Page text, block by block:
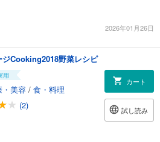
2026年01月26日
ジCooking2018野菜レシピ
用
・美容 / 食・料理
(2)
カート
試し読み